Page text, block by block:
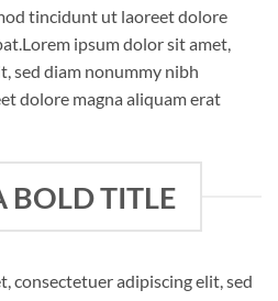
tincidunt ut laoreet dolore
ipsum dolor sit amet,
sed diam nonummy nibh
dolore magna aliquam erat
BOLD TITLE
consectetuer adipiscing elit, sed